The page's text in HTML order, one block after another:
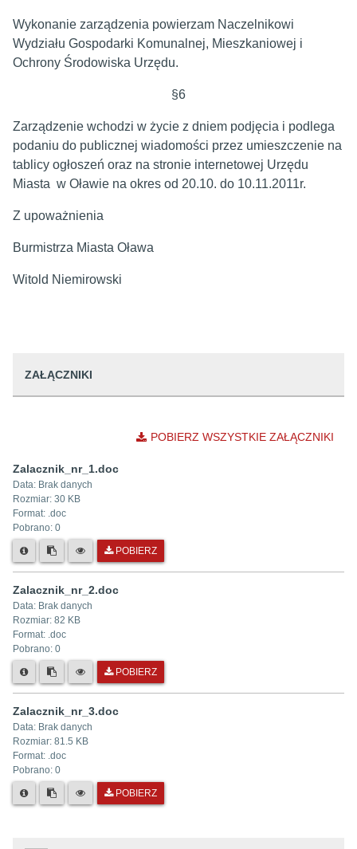
Wykonanie zarządzenia powierzam Naczelnikowi
Wydziału Gospodarki Komunalnej, Mieszkaniowej i
Ochrony Środowiska Urzędu.
§6
Zarządzenie wchodzi w życie z dniem podjęcia i podlega
podaniu do publicznej wiadomości przez umieszczenie na
tablicy ogłoszeń oraz na stronie internetowej Urzędu
Miasta w Oławie na okres od 20.10. do 10.11.2011r.
Z upoważnienia
Burmistrza Miasta Oława
Witold Niemirowski
ZAŁĄCZNIKI
POBIERZ WSZYSTKIE ZAŁĄCZNIKI
Zalacznik_nr_1.doc
Data: Brak danych
Rozmiar: 30 KB
Format: .doc
Pobrano: 0
POBIERZ
Zalacznik_nr_2.doc
Data: Brak danych
Rozmiar: 82 KB
Format: .doc
Pobrano: 0
POBIERZ
Zalacznik_nr_3.doc
Data: Brak danych
Rozmiar: 81.5 KB
Format: .doc
Pobrano: 0
POBIERZ